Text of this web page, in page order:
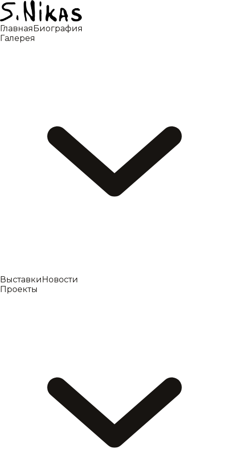
ГлавнаяБиография
Галерея
ВыставкиНовости
Проекты